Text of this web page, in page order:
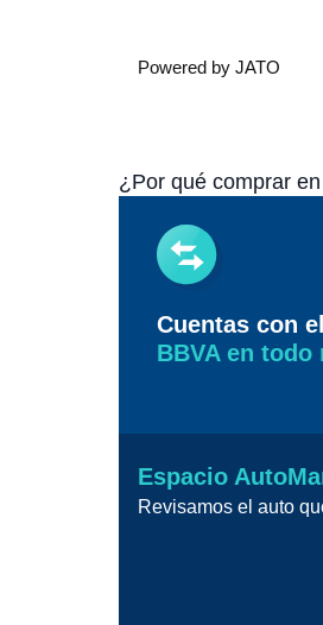
Powered by JATO
¿Por qué comprar
Cuentas con
BBVA en todo
Espacio
Revisamos el auto